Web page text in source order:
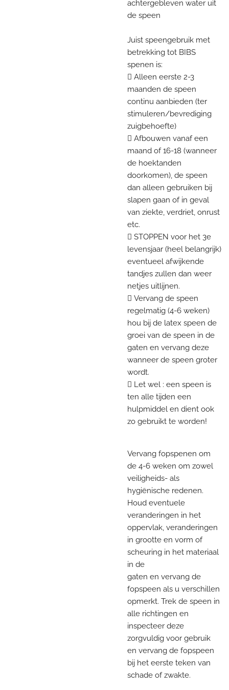
achtergebleven water uit
de speen
Juist speengebruik met
betrekking tot BIBS
spenen is:
 Alleen eerste 2-3
maanden de speen
continu aanbieden (ter
stimuleren/bevrediging
zuigbehoefte)
 Afbouwen vanaf een
maand of 16-18 (wanneer
de hoektanden
doorkomen), de speen
dan alleen gebruiken bij
slapen gaan of in geval
van ziekte, verdriet, onrust
etc.
 STOPPEN voor het 3e
levensjaar (heel belangrijk)
eventueel afwijkende
tandjes zullen dan weer
netjes uitlijnen.
 Vervang de speen
regelmatig (4-6 weken)
hou bij de latex speen de
groei van de speen in de
gaten en vervang deze
wanneer de speen groter
wordt.
 Let wel : een speen is
ten alle tijden een
hulpmiddel en dient ook
zo gebruikt te worden!
Vervang fopspenen om
de 4-6 weken om zowel
veiligheids- als
hygiënische redenen.
Houd eventuele
veranderingen in het
oppervlak, veranderingen
in grootte en vorm of
scheuring in het materiaal
in de
gaten en vervang de
fopspeen als u verschillen
opmerkt. Trek de speen in
alle richtingen en
inspecteer deze
zorgvuldig voor gebruik
en vervang de fopspeen
bij het eerste teken van
schade of zwakte.